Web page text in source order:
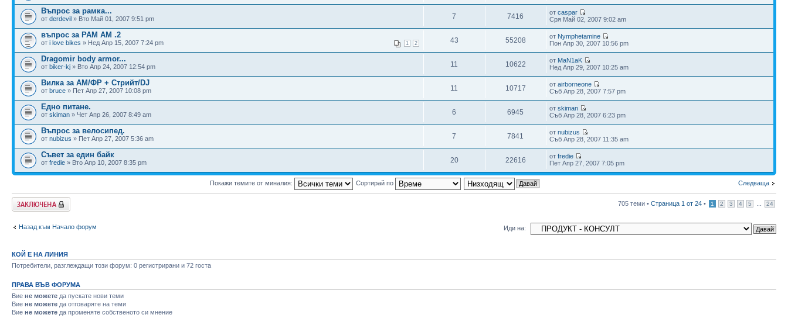
Въпрос за рамка...
от derdevil » Вто Май 01, 2007 9:51 pm 7 7416 отcaspar
Сря Май 02, 2007 9:02 am
въпрос за РАМ АМ .2
1 2
от i love bikes » Нед Апр 15, 2007 7:24 pm 43 55208 от Nymphetamine
Пон Апр 30, 2007 10:56 pm
Dragomir body armor...
от biker-kj » Вто Апр 24, 2007 12:54 pm 11 10622 от MaN1aK
Нед Апр 29, 2007 10:25 am
Вилка за АМ/ФР + Стрийт/DJ
от bruce » Пет Апр 27, 2007 10:08 pm 11 10717 отairborneone
Съб Апр 28, 2007 7:57 pm
Едно питане.
от skiman » Чет Апр 26, 2007 8:49 am 6 6945 отskiman
Съб Апр 28, 2007 6:23 pm
Въпрос за велосипед.
от nubizus » Пет Апр 27, 2007 5:36 am 7 7841 отnubizus
Съб Апр 28, 2007 11:35 am
Съвет за един байк
от fredie » Вто Апр 10, 2007 8:35 pm 20 22616 отfredie
Пет Апр 27, 2007 7:05 pm
Следваща
Покажи темите от миналия: Сортирай по
Заключен форум 705 теми • Страница 1 от 24 • 1 2 3 4 5 24
Назад към Начало форум Иди на:
КОЙ Е НА ЛИНИЯ
Потребители, разглеждащи този форум: 0 регистрирани и 72 госта
ПРАВА ВЪВ ФОРУМА
Вие не можете да пускате нови теми
Вие не можете да отговаряте на теми
Вие не можете да променяте собственото си мнение